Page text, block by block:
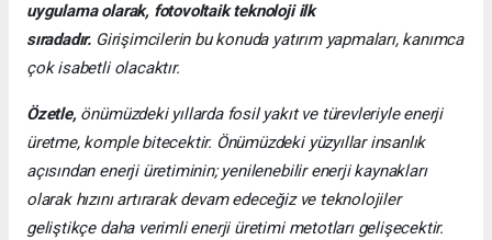
uygulama olarak, fotovoltaik teknoloji ilk
sıradadır. Girişimcilerin bu konuda yatırım yapmaları, kanımca
çok isabetli olacaktır.
Özetle,önümüzdeki yıllarda fosil yakıt ve türevleriyle enerji
üretme, komple bitecektir. Önümüzdeki yüzyıllar insanlık
açısından enerji üretiminin; yenilenebilir enerji kaynakları
olarak hızını artırarak devam edeceğiz ve teknolojiler
geliştikçe daha verimli enerji üretimi metotları gelişecektir.